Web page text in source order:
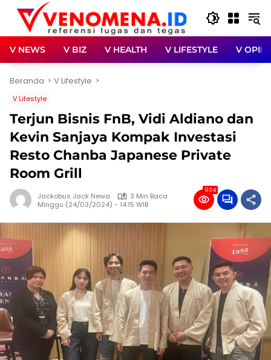
Langsung
konten
V NEWS V BIZ V HEALTH V LIFESTYLE V OPINI
Beranda V Lifestyle
V Lifestyle
Terjun Bisnis FnB, Vidi Aldiano dan
Kevin Sanjaya Kompak Investasi
Resto Chanba Japanese Private
Room Grill
Jackobus Jack Newa
3 Min Baca
Minggu (24/03/2024) - 14:15 WIB
934